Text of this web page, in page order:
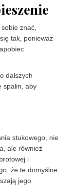
znać,
tak, ponieważ
dalszych
spalin, aby
stukowego, nie
ale również
i
że te domyślne
jego